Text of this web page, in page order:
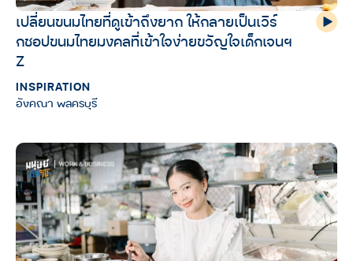
เปลี่ยนขนมไทยที่ดูเข้าถึงยาก ให้กลายเป็นเวิร์
กชอปขนมไทยมงคลที่เข้าใจง่ายขวัญใจเด็กเจนฯ
Z
INSPIRATION
อังคณา พลครบุรี